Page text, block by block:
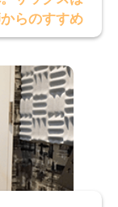
らのすすめ